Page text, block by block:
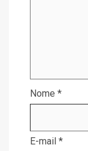
Nome *
E-mail *